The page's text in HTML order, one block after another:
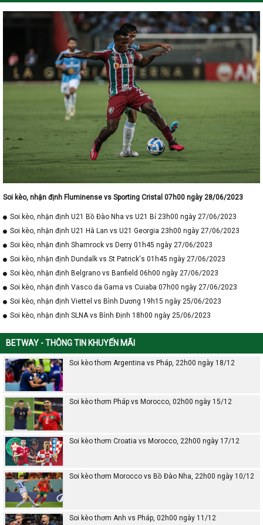
Soi kèo, nhận định Fluminense vs Sporting Cristal 07h00 ngày 28/06/2023
Soi kèo, nhận định U21 Bồ Đào Nha vs U21 Bỉ 23h00 ngày 27/06/2023
Soi kèo, nhận định U21 Hà Lan vs U21 Georgia 23h00 ngày 27/06/2023
Soi kèo, nhận định Shamrock vs Derry 01h45 ngày 27/06/2023
Soi kèo, nhận định Dundalk vs St Patrick's 01h45 ngày 27/06/2023
Soi kèo, nhận định Belgrano vs Banfield 06h00 ngày 27/06/2023
Soi kèo, nhận định Vasco da Gama vs Cuiaba 07h00 ngày 27/06/2023
Soi kèo, nhận định Viettel vs Bình Dương 19h15 ngày 25/06/2023
Soi kèo, nhận định SLNA vs Bình Định 18h00 ngày 25/06/2023
BETWAY - THÔNG TIN KHUYẾN MÃI
Soi kèo thơm Argentina vs Pháp, 22h00 ngày 18/12
Soi kèo thơm Pháp vs Morocco, 02h00 ngày 15/12
Soi kèo thơm Croatia vs Morocco, 22h00 ngày 17/12
Soi kèo thơm Morocco vs Bồ Đào Nha, 22h00 ngày 10/12
Soi kèo thơm Anh vs Pháp, 02h00 ngày 11/12